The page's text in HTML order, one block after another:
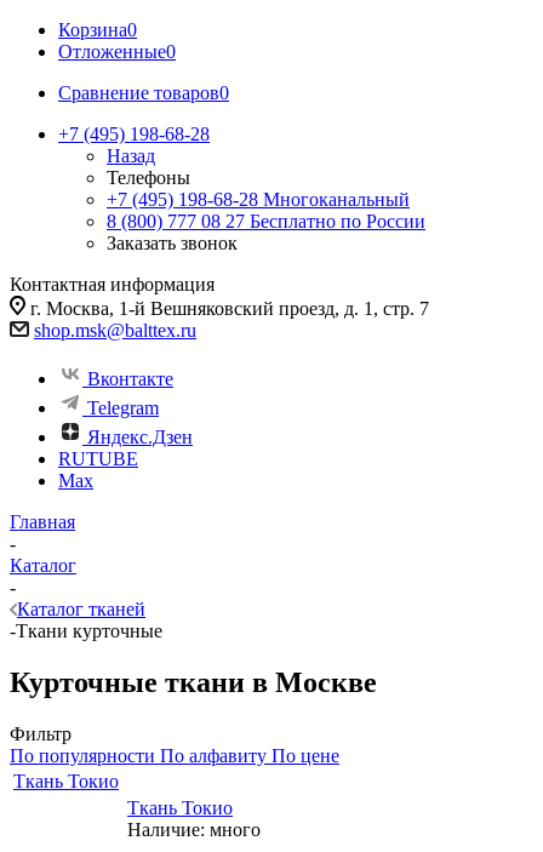
Корзина0
Отложенные0
Сравнение товаров0
+7 (495) 198-68-28
Назад
Телефоны
+7 (495) 198-68-28 Многоканальный
8 (800) 777 08 27 Бесплатно по России
Заказать звонок
Контактная информация
г. Москва, 1-й Вешняковский проезд, д. 1, стр. 7
shop.msk@balttex.ru
Вконтакте
Telegram
Яндекс.Дзен
RUTUBE
Max
Главная
-
Каталог
-
Каталог тканей
-Ткани курточные
Курточные ткани в Москве
Фильтр
По популярности По алфавиту По цене
Ткань Токио
Ткань Токио
Наличие: много